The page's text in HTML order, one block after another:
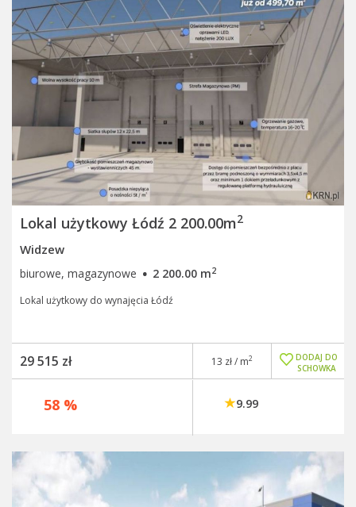
Lokal użytkowy Łódź 2 200.00m2
Widzew
biurowe, magazynowe · 2 200.00 m2
Lokal użytkowy do wynajęcia Łódź
29 515 zł
DODAJ DO
SCHOWKA
13 zł / m2
58 % 9.99